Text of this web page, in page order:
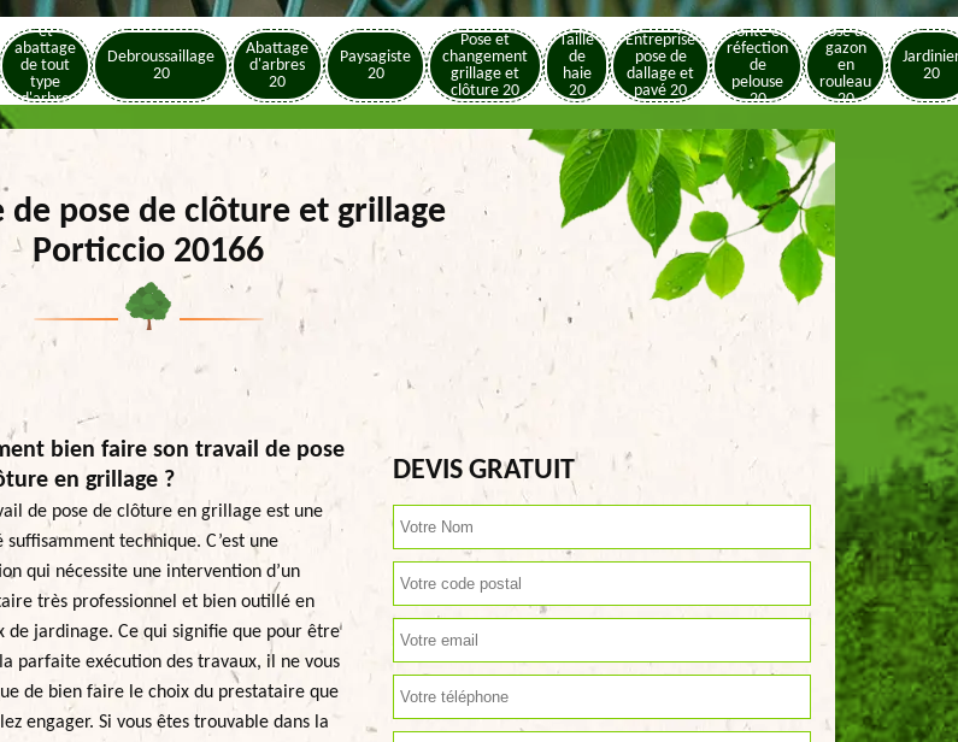
Elagage
et
abattage
de tout
type
d'arbre
Debroussaillage
20
Abattage
d'arbres
20
Paysagiste
20
Pose et
changement
grillage et
clôture 20
Taille
de
haie
20
Entreprise
pose de
dallage et
pavé 20
Tonte et
réfection
de
pelouse
20
Pose de
gazon
en
rouleau
20
20
de pose de clôture et grillage
Porticcio 20166
bien faire son travail de pose
en grillage ?
de pose de clôture en grillage est une
suffisamment technique. C’est une
qui nécessite une intervention d’un
très professionnel et bien outillé en
de jardinage. Ce qui signifie que pour être
parfaite exécution des travaux, il ne vous
de bien faire le choix du prestataire que
engager. Si vous êtes trouvable dans la
DEVIS GRATUIT